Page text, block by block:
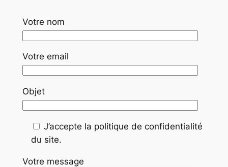
Votre nom
Votre email
Objet
J’accepte la politique de confidentialité
du site.
Votre message